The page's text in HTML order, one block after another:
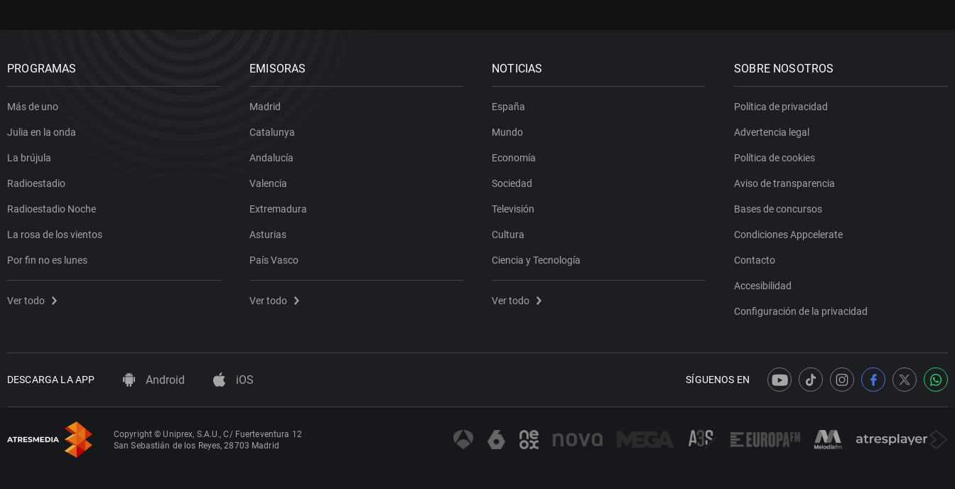
PROGRAMAS
Más de uno
Julia en la onda
La brújula
Radioestadio
Radioestadio Noche
La rosa de los vientos
Por fin no es lunes
Ver todo
EMISORAS
Madrid
Catalunya
Andalucía
Valencia
Extremadura
Asturias
País Vasco
Ver todo
NOTICIAS
España
Mundo
Economía
Sociedad
Televisión
Cultura
Ciencia y Tecnología
Ver todo
SOBRE NOSOTROS
Política de privacidad
Advertencia legal
Política de cookies
Aviso de transparencia
Bases de concursos
Condiciones Appcelerate
Contacto
Accesibilidad
Configuración de la privacidad
DESCARGA LA APP Android iOS SÍGUENOS EN
Copyright © Uniprex, S.A.U., C/ Fuerteventura 12
San Sebastián de los Reyes, 28703 Madrid